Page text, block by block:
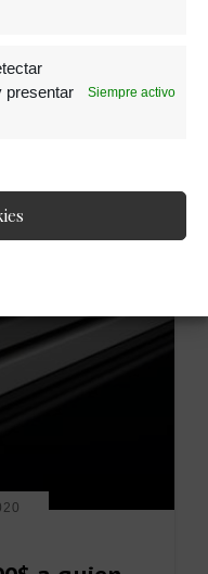
presentar
Siempre activo
verano